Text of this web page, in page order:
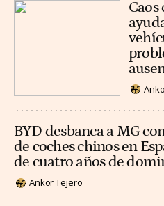
Caos
BYD desbanca a MG
de coches chinos en
de cuatro años de
Ankor Tejero